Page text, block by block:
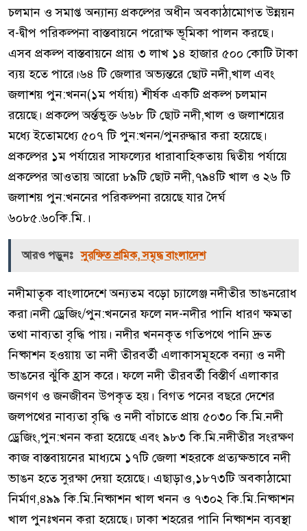
চলমান ও সমাপ্ত অন্যান্য প্রকল্পের অধীন অবকাঠামোগত উন্নয়ন
ব-দ্বীপ পরিকল্পনা বাস্তবায়নে পরোক্ষ ভূমিকা পালন করছে।
এসব প্রকল্প বাস্তবায়নে প্রায় ৩ লাখ ১৪ হাজার ৫০০ কোটি টাকা
ব্যয় হতে পারে।৬৪ টি জেলার অভ্যন্তরে ছোট নদী,খাল এবং
জলাশয় পুন:খনন(১ম পর্যায়) শীর্ষক একটি প্রকল্প চলমান
রয়েছে। প্রকল্পে অর্ন্তভুক্ত ৬৬৮ টি ছোট নদী,খাল ও জলাশয়ের
মধ্যে ইতোমধ্যে ৫০৭ টি পুন:খনন/পুনরুদ্ধার করা হয়েছে।
প্রকল্পের ১ম পর্যায়ের সাফল্যের ধারাবাহিকতায় দ্বিতীয় পর্যায়ে
প্রকল্পের আওতায় আরো ৮৯টি ছোট নদী,৭৯৪টি খাল ও ২৬ টি
জলাশয় পুন:খননের পরিকল্পনা রয়েছে যার দৈর্ঘ
৬০৮৫.৬০কি.মি.।
আরও পড়ুনঃ সুরক্ষিত শ্রমিক, সমৃদ্ধ বাংলাদেশ
নদীমাতৃক বাংলাদেশে অন্যতম বড়ো চ্যালেঞ্জ নদীতীর ভাঙনরোধ
করা।নদী ড্রেজিং/পুন:খননের ফলে নদ-নদীর পানি ধারণ ক্ষমতা
তথা নাব্যতা বৃদ্ধি পায়। নদীর খননকৃত গতিপথে পানি দ্রুত
নিষ্কাশন হওয়ায় তা নদী তীরবর্তী এলাকাসমূহকে বন্যা ও নদী
ভাঙনের ঝুঁকি হ্রাস করে। ফলে নদী তীরবর্তী বিস্তীর্ণ এলাকার
জনগণ ও জনজীবন উপকৃত হয়। বিগত পনের বছরে দেশের
জলপথের নাব্যতা বৃদ্ধি ও নদী বাঁচাতে প্রায় ৫০৩০ কি.মি.নদী
ড্রেজিং,পুন:খনন করা হয়েছে এবং ৯৮৩ কি.মি.নদীতীর সংরক্ষণ
কাজ বাস্তবায়নের মাধ্যমে ১৭টি জেলা শহরকে প্রত্যক্ষভাবে নদী
ভাঙন হতে সুরক্ষা দেয়া হয়েছে। এছাড়াও,১৮৭৩টি অবকাঠামো
নির্মাণ,৪৯৯ কি.মি.নিষ্কাশন খাল খনন ও ৭৩০২ কি.মি.নিষ্কাশন
খাল পুনঃখনন করা হয়েছে। ঢাকা শহরের পানি নিষ্কাশন ব্যবস্থা